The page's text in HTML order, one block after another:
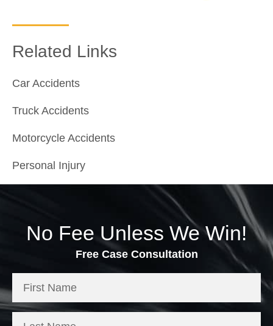
Related Links
Car Accidents
Truck Accidents
Motorcycle Accidents
Personal Injury
No Fee Unless We Win!
Free Case Consultation